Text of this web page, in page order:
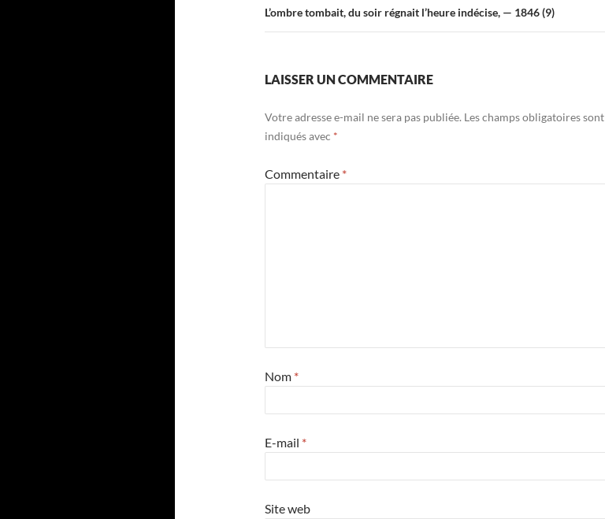
L’ombre tombait, du soir régnait l’heure indécise, — 1846 (9)
LAISSER UN COMMENTAIRE
Votre adresse e-mail ne sera pas publiée. Les champs obligatoires sont
indiqués avec *
Commentaire *
Nom *
E-mail *
Site web